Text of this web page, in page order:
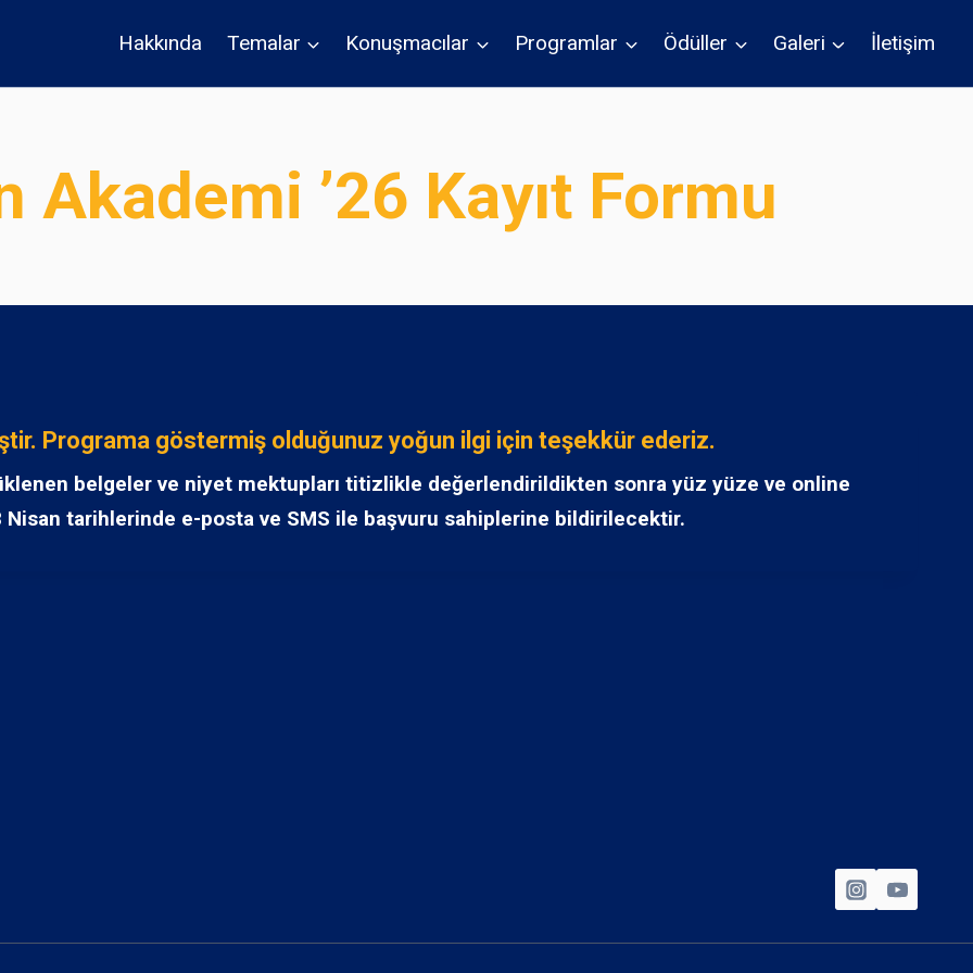
Hakkında Temalar Konuşmacılar Programlar Ödüller Galeri İletişim
Akademi ’26 Kayıt Formu
Programa göstermiş olduğunuz yoğun ilgi için teşekkür ederiz.
belgeler ve niyet mektupları titizlikle değerlendirildikten sonra yüz yüze ve online
Nisan tarihlerinde e-posta ve SMS ile başvuru sahiplerine bildirilecektir.